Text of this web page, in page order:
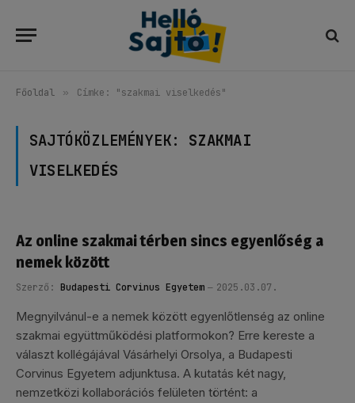
Főoldal » Címke: "szakmai viselkedés"
SAJTÓKÖZLEMÉNYEK: SZAKMAI
VISELKEDÉS
Az online szakmai térben sincs egyenlőség a
nemek között
Szerző: Budapesti Corvinus Egyetem 2025.03.07.
Megnyilvánul-e a nemek között egyenlőtlenség az online
szakmai együttműködési platformokon? Erre kereste a
választ kollégájával Vásárhelyi Orsolya, a Budapesti
Corvinus Egyetem adjunktusa. A kutatás két nagy,
nemzetközi kollaborációs felületen történt: a